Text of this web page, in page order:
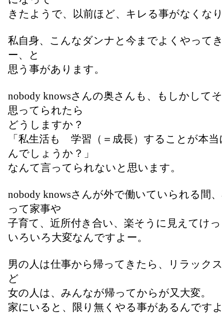
きたようで、以前ほど、キレる事がなくな
私自身、こんなダンナと今までよくやって
ー、と
思う事があります。
nobody knowsさんの奥さんも、もしかして
思ってられたら
どうしますか？
「私生活も 学習（＝成長）することが本
んでしょうか？」
なんて言ってられないと思います。
nobody knowsさんが外で働いていられる間
って家事や
子育て、近所付き合い、楽そうに見えてけ
いろいろ大変なんですよー。
男の人は仕事から帰ってきたら、リラック
ど
女の人は、みんなが帰ってからが又大変。
家にいると、限り無くやる事があるんです